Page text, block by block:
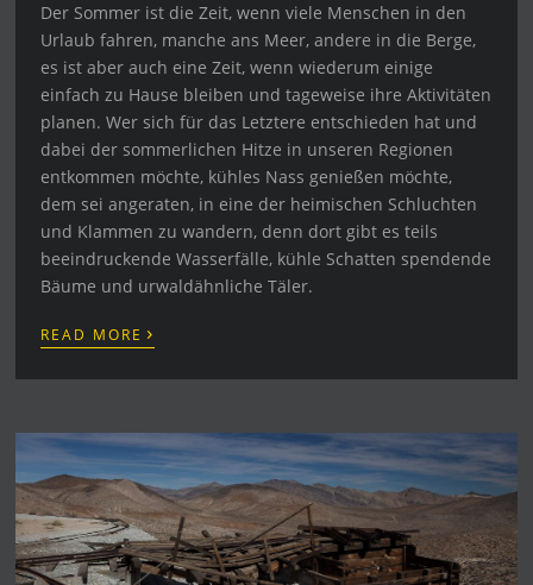
Der Sommer ist die Zeit, wenn viele Menschen in den
Urlaub fahren, manche ans Meer, andere in die Berge,
es ist aber auch eine Zeit, wenn wiederum einige
einfach zu Hause bleiben und tageweise ihre Aktivitäten
planen. Wer sich für das Letztere entschieden hat und
dabei der sommerlichen Hitze in unseren Regionen
entkommen möchte, kühles Nass genießen möchte,
dem sei angeraten, in eine der heimischen Schluchten
und Klammen zu wandern, denn dort gibt es teils
beeindruckende Wasserfälle, kühle Schatten spendende
Bäume und urwaldähnliche Täler.
READ MORE ›